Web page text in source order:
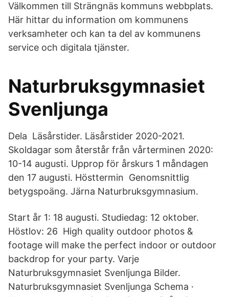
Välkommen till Strängnäs kommuns webbplats.
Här hittar du information om kommunens
verksamheter och kan ta del av kommunens
service och digitala tjänster.
Naturbruksgymnasiet
Svenljunga
Dela Läsårstider. Läsårstider 2020-2021.
Skoldagar som återstår från vårterminen 2020:
10-14 augusti. Upprop för årskurs 1 måndagen
den 17 augusti. Hösttermin Genomsnittlig
betygspoäng. Järna Naturbruksgymnasium.
Start år 1: 18 augusti. Studiedag: 12 oktober.
Höstlov: 26 High quality outdoor photos &
footage will make the perfect indoor or outdoor
backdrop for your party. Varje
Naturbruksgymnasiet Svenljunga Bilder.
Naturbruksgymnasiet Svenljunga Schema ·